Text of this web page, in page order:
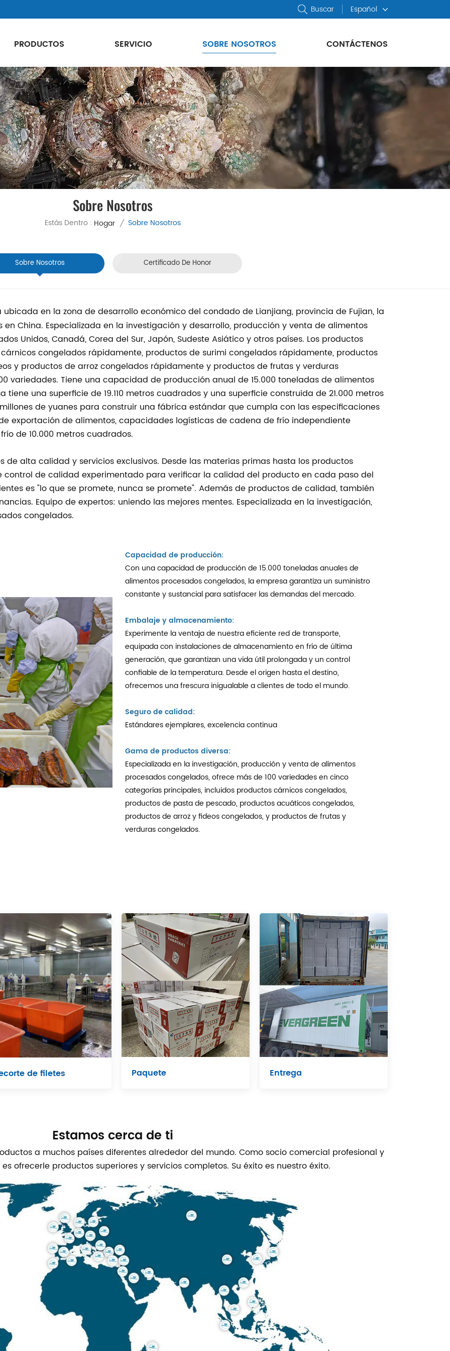
Español
Buscar
PRODUCTOS SERVICIO SOBRE NOSOTROS CONTÁCTENOS
Sobre Nosotros
Estás Dentro : Hogar / Sobre Nosotros
Sobre Nosotros Certificado De Honor
en la zona de desarrollo económico del condado de Lianjiang, provincia de Fujian, la
China. Especializada en la investigación y desarrollo, producción y venta de alimentos
Unidos, Canadá, Corea del Sur, Japón, Sudeste Asiático y otros países. Los productos
congelados rápidamente, productos de surimi congelados rápidamente, productos
y productos de arroz congelados rápidamente y productos de frutas y verduras
variedades. Tiene una capacidad de producción anual de 15.000 toneladas de alimentos
una superficie de 19.110 metros cuadrados y una superficie construida de 21.000 metros
de yuanes para construir una fábrica estándar que cumpla con las especificaciones
exportación de alimentos, capacidades logísticas de cadena de frío independiente
de 10.000 metros cuadrados.
de alta calidad y servicios exclusivos. Desde las materias primas hasta los productos
control de calidad experimentado para verificar la calidad del producto en cada paso del
es "lo que se promete, nunca se promete". Además de productos de calidad, también
Equipo de expertos: uniendo las mejores mentes. Especializada en la investigación,
congelados.
Capacidad de producción:
Con una capacidad de producción de 15.000 toneladas anuales de
alimentos procesados congelados, la empresa garantiza un suministro
constante y sustancial para satisfacer las demandas del mercado.
Embalaje y almacenamiento:
Experimente la ventaja de nuestra eficiente red de transporte,
equipada con instalaciones de almacenamiento en frío de última
generación, que garantizan una vida útil prolongada y un control
confiable de la temperatura. Desde el origen hasta el destino,
ofrecemos una frescura inigualable a clientes de todo el mundo.
Seguro de calidad:
Estándares ejemplares, excelencia continua
Gama de productos diversa:
Especializada en la investigación, producción y venta de alimentos
procesados congelados, ofrece más de 100 variedades en cinco
categorías principales, incluidos productos cárnicos congelados,
productos de pasta de pescado, productos acuáticos congelados,
productos de arroz y fideos congelados, y productos de frutas y
verduras congelados.
de filetes Paquete Entrega
Estamos cerca de ti
a muchos países diferentes alrededor del mundo. Como socio comercial profesional y
ofrecerle productos superiores y servicios completos. Su éxito es nuestro éxito.